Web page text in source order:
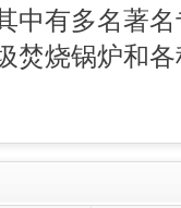
中有多名著
焚烧锅炉和各